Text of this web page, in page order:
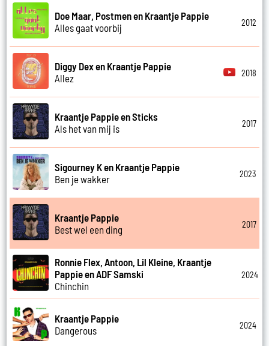
Doe Maar, Postmen en Kraantje Pappie
Alles gaat voorbij
2012
Diggy Dex en Kraantje Pappie
Allez
2018
Kraantje Pappie en Sticks
Als het van mij is
2017
Sigourney K en Kraantje Pappie
Ben je wakker
2023
Kraantje Pappie
Best wel een ding
2017
Ronnie Flex, Antoon, Lil Kleine, Kraantje
Pappie en ADF Samski
Chinchin
2024
Kraantje Pappie
Dangerous
2024